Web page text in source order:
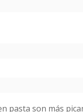
pasta son más